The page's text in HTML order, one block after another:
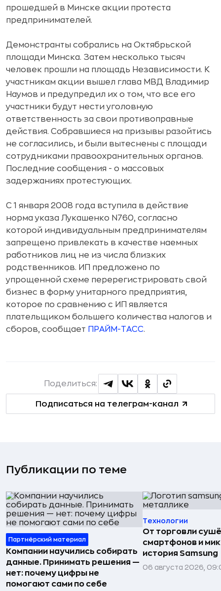
прошедшей в Минске акции протеста
предпринимателей.
Демонстранты собрались на Октябрьской
площади Минска. Затем несколько тысяч
человек прошли на площадь Независимости. К
участникам акции вышел глава МВД Владимир
Наумов и предупредил их о том, что все его
участники будут нести уголовную
ответственность за свои противоправные
действия. Собравшиеся на призывы разойтись
не согласились, и были вытеснены с площади
сотрудниками правоохранительных органов.
Последние сообщения - о массовых
задержаниях протестующих.
С 1 января 2008 года вступила в действие
норма указа Лукашенко N760, согласно
которой индивидуальным предпринимателям
запрещено привлекать в качестве наемных
работников лиц не из числа близких
родственников. ИП предложено по
упрощенной схеме перерегистрировать свой
бизнес в форму унитарного предприятия,
которое по сравнению с ИП является
плательщиком большего количества налогов и
сборов, сообщает ПРАЙМ-ТАСС.
Подписаться на телеграм-канал
Поделиться:
Публикации по теме
Партнёрский материал
Компании научились собирать
данные. Принимать решения —
нет: почему цифры не
помогают сами по себе
Технологии
От торговли
смартфонов и
история Samsung
06 августа 2026,